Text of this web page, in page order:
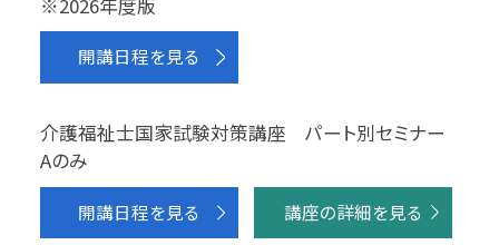
開講日程を見る
介護福祉士国家試験対策講座 パート別セミナー
Aのみ
開講日程を見る 講座の詳細を見る